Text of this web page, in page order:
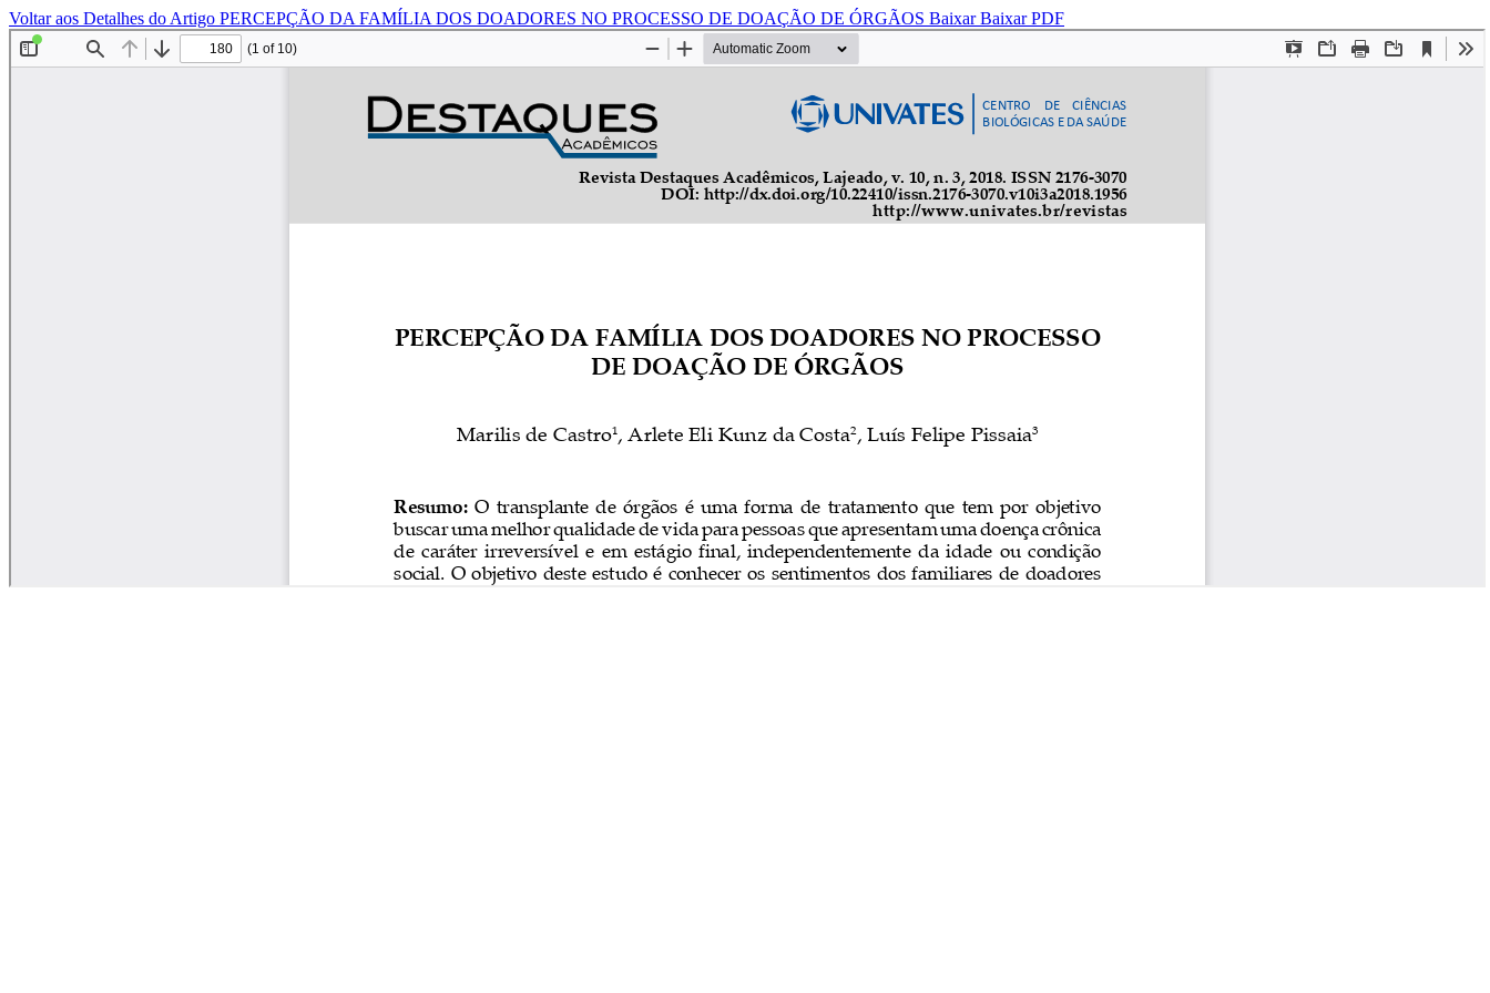
Voltar aos Detalhes do Artigo PERCEPÇÃO DA FAMÍLIA DOS DOADORES NO PROCESSO DE DOAÇÃO DE ÓRGÃOS BaixarBaixar PDF